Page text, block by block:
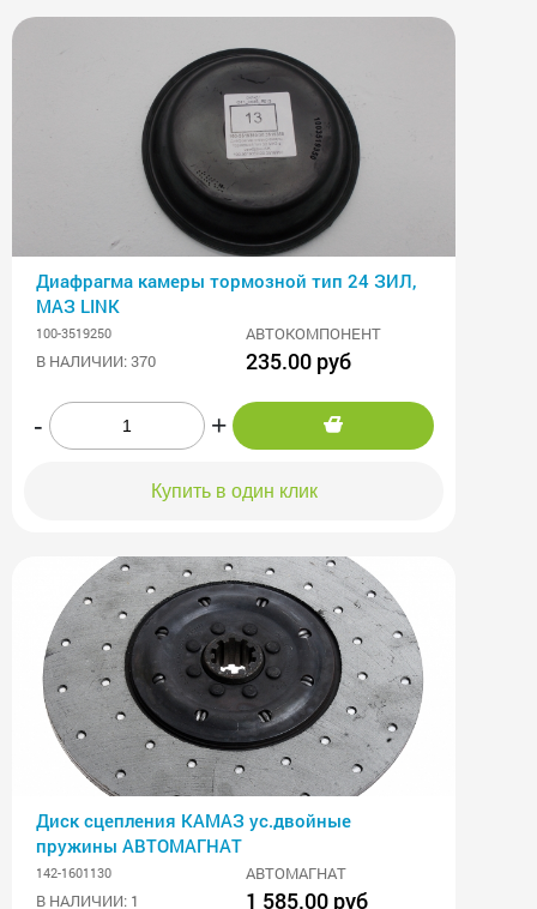
Диафрагма камеры тормозной тип 24 ЗИЛ,
МАЗ LINK
100-3519250
АВТОКОМПОНЕНТ
В НАЛИЧИИ: 370
235.00 руб
- +
Купить в один клик
Диск сцепления КАМАЗ ус.двойные
пружины АВТОМАГНАТ
142-1601130
АВТОМАГНАТ
В НАЛИЧИИ: 1
1 585.00 руб